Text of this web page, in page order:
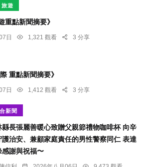
旅遊
重點新聞摘要》
日 1,321 觀看 3 分享
重點新聞摘要》
日 1,412 觀看 3 分享
新聞
縣長張麗善暖心致贈父親節禮物咖啡杯 向辛
護治安、兼顧家庭責任的男性警察同仁 表達
感謝與祝福〜